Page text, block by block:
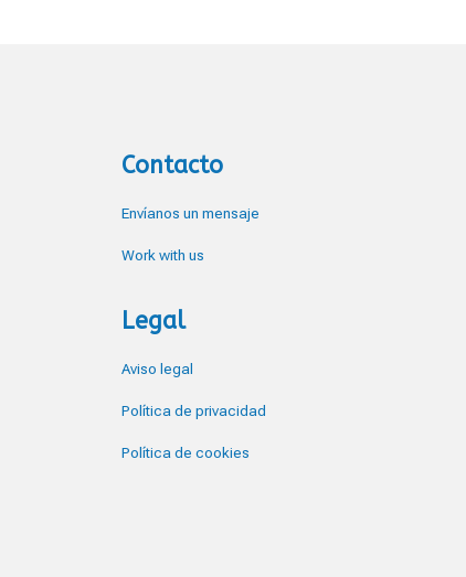
Contacto
Envíanos un mensaje
Work with us
Legal
Aviso legal
Política de privacidad
Política de cookies